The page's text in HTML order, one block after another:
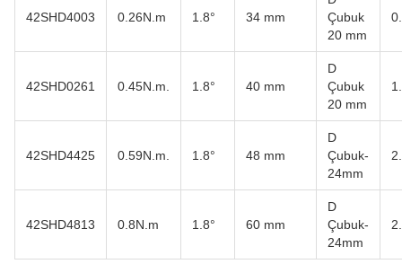
42SHD4003 0.26N.m 1.8° 34 mm
Çubuk
20 mm
42SHD0261 0.45N.m. 1.8° 40 mm
D
Çubuk
20 mm
42SHD4425 0.59N.m. 1.8° 48 mm
D
Çubuk-
24mm
42SHD4813 0.8N.m 1.8° 60 mm
D
Çubuk-
24mm